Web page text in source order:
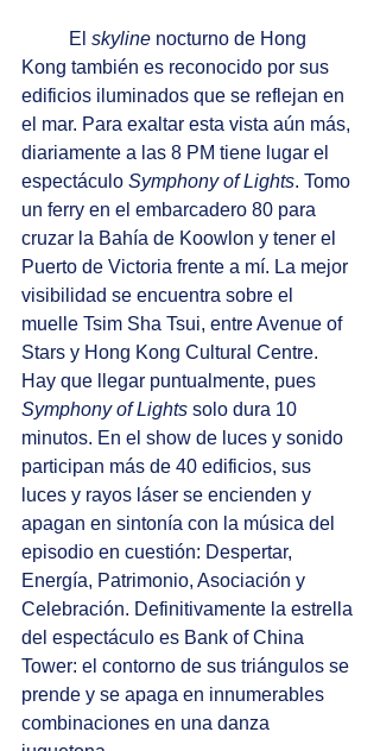
El skyline nocturno de Hong
Kong también es reconocido por sus
edificios iluminados que se reflejan en
el mar. Para exaltar esta vista aún más,
diariamente a las 8 PM tiene lugar el
espectáculo Symphony of Lights. Tomo
un ferry en el embarcadero 80 para
cruzar la Bahía de Koowlon y tener el
Puerto de Victoria frente a mí. La mejor
visibilidad se encuentra sobre el
muelle Tsim Sha Tsui, entre Avenue of
Stars y Hong Kong Cultural Centre.
Hay que llegar puntualmente, pues
Symphony of Lights solo dura 10
minutos. En el show de luces y sonido
participan más de 40 edificios, sus
luces y rayos láser se encienden y
apagan en sintonía con la música del
episodio en cuestión: Despertar,
Energía, Patrimonio, Asociación y
Celebración. Definitivamente la estrella
del espectáculo es Bank of China
Tower: el contorno de sus triángulos se
prende y se apaga en innumerables
combinaciones en una danza